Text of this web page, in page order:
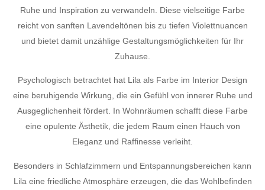
Ruhe und Inspiration zu verwandeln. Diese vielseitige Farbe
reicht von sanften Lavendeltönen bis zu tiefen Violettnuancen
und bietet damit unzählige Gestaltungsmöglichkeiten für Ihr
Zuhause.
Psychologisch betrachtet hat Lila als Farbe im Interior Design
eine beruhigende Wirkung, die ein Gefühl von innerer Ruhe und
Ausgeglichenheit fördert. In Wohnräumen schafft diese Farbe
eine opulente Ästhetik, die jedem Raum einen Hauch von
Eleganz und Raffinesse verleiht.
Besonders in Schlafzimmern und Entspannungsbereichen kann
Lila eine friedliche Atmosphäre erzeugen, die das Wohlbefinden